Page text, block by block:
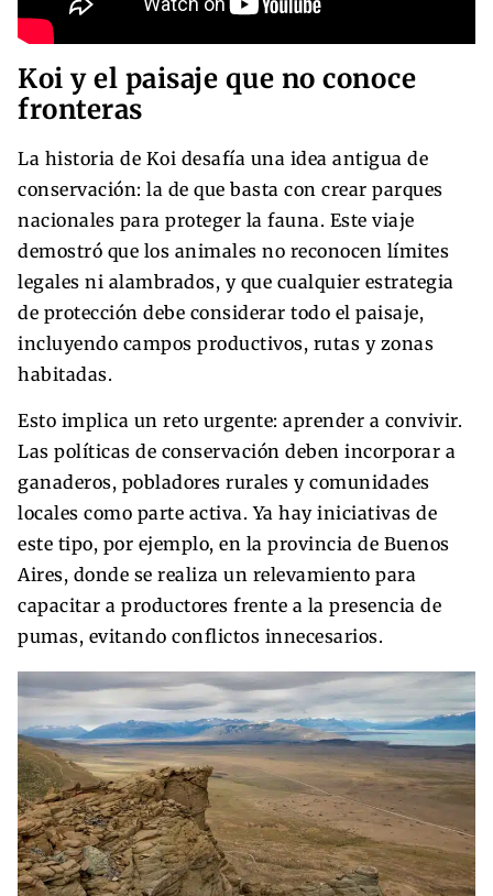
Koi y el paisaje que no conoce
fronteras
La historia de Koi desafía una idea antigua de
conservación: la de que basta con crear parques
nacionales para proteger la fauna. Este viaje
demostró que los animales no reconocen límites
legales ni alambrados, y que cualquier estrategia
de protección debe considerar todo el paisaje,
incluyendo campos productivos, rutas y zonas
habitadas.
Esto implica un reto urgente: aprender a convivir.
Las políticas de conservación deben incorporar a
ganaderos, pobladores rurales y comunidades
locales como parte activa. Ya hay iniciativas de
este tipo, por ejemplo, en la provincia de Buenos
Aires, donde se realiza un relevamiento para
capacitar a productores frente a la presencia de
pumas, evitando conflictos innecesarios.